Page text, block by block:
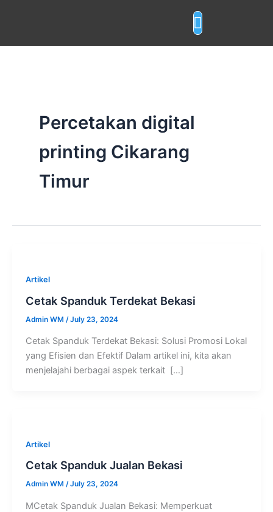
Percetakan digital
printing Cikarang
Timur
Artikel
Cetak Spanduk Terdekat Bekasi
Admin WM /July 23, 2024
Cetak Spanduk Terdekat Bekasi: Solusi Promosi Lokal
yang Efisien dan Efektif Dalam artikel ini, kita akan
menjelajahi berbagai aspek terkait […]
Artikel
Cetak Spanduk Jualan Bekasi
Admin WM /July 23, 2024
MCetak Spanduk Jualan Bekasi: Memperkuat